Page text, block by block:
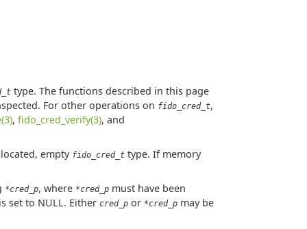
type. The functions described in this page
For other operations on fido_cred_t,
, fido_cred_verify(3), and
empty fido_cred_ttype. If memory
*cred_p, where *cred_pmust have been
set to NULL. Either cred_por *cred_pmay be